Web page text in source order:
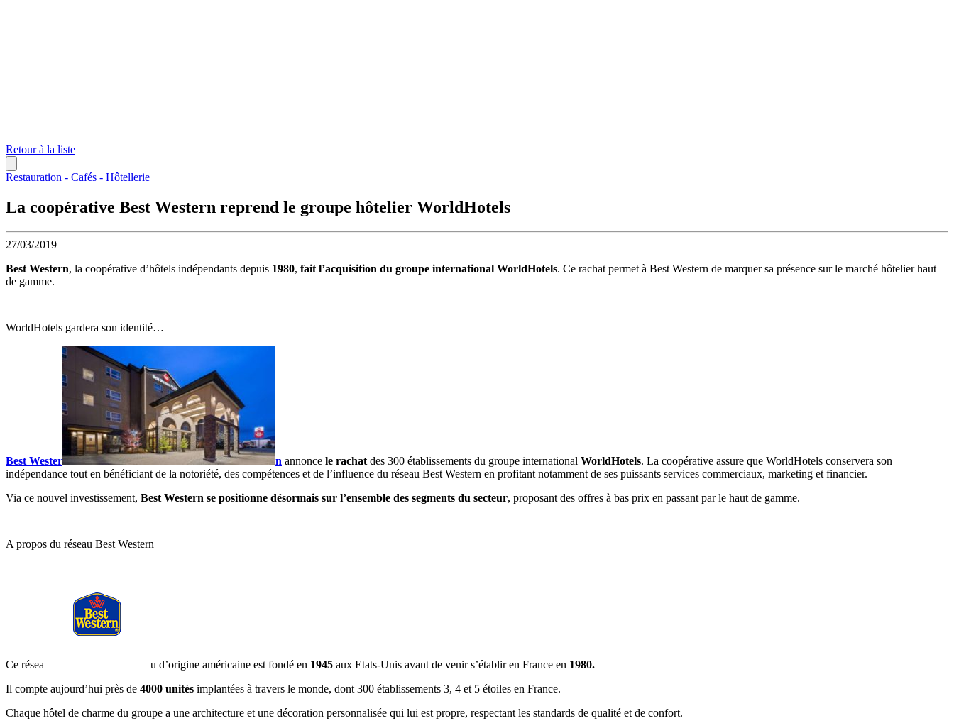
Retour à la liste
Restauration - Cafés - Hôtellerie
La coopérative Best Western reprend le groupe hôtelier WorldHotels
27/03/2019
Best Western, la coopérative d’hôtels indépendants depuis 1980, fait l’acquisition du groupe international WorldHotels. Ce rachat permet à Best Western de marquer sa présence sur le marché hôtelier haut
de gamme.
WorldHotels gardera son identité…
Best Wester n annonce le rachat des 300 établissements du groupe international WorldHotels. La coopérative assure que WorldHotels conservera son
indépendance tout en bénéficiant de la notoriété, des compétences et de l’influence du réseau Best Western en profitant notamment de ses puissants services commerciaux, marketing et financier.
Via ce nouvel investissement, Best Western se positionne désormais sur l’ensemble des segments du secteur, proposant des offres à bas prix en passant par le haut de gamme.
A propos du réseau Best Western
Ce résea u d’origine américaine est fondé en 1945 aux Etats-Unis avant de venir s’établir en France en 1980.
Il compte aujourd’hui près de 4000 unités implantées à travers le monde, dont 300 établissements 3, 4 et 5 étoiles en France.
Chaque hôtel de charme du groupe a une architecture et une décoration personnalisée qui lui est propre, respectant les standards de qualité et de confort.